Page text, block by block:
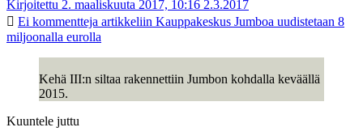
Kirjoitettu 2. maaliskuuta 2017, 10:16 2.3.2017
Ei kommentteja artikkeliin Kauppakeskus Jumboa uudistetaan 8
miljoonalla eurolla
Kehä III:n siltaa rakennettiin Jumbon kohdalla keväällä
2015.
Kuuntele juttu